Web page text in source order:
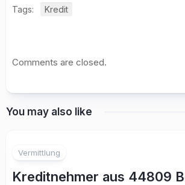
Tags: Kredit
Comments are closed.
You may also like
Vermittlung
Kreditnehmer aus 44809